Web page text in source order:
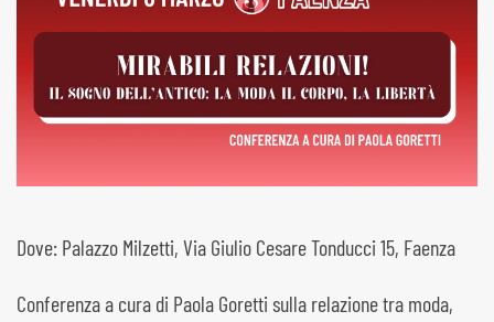
Dove: Palazzo Milzetti, Via Giulio Cesare Tonducci 15, Faenza
Conferenza a cura di Paola Goretti sulla relazione tra moda,